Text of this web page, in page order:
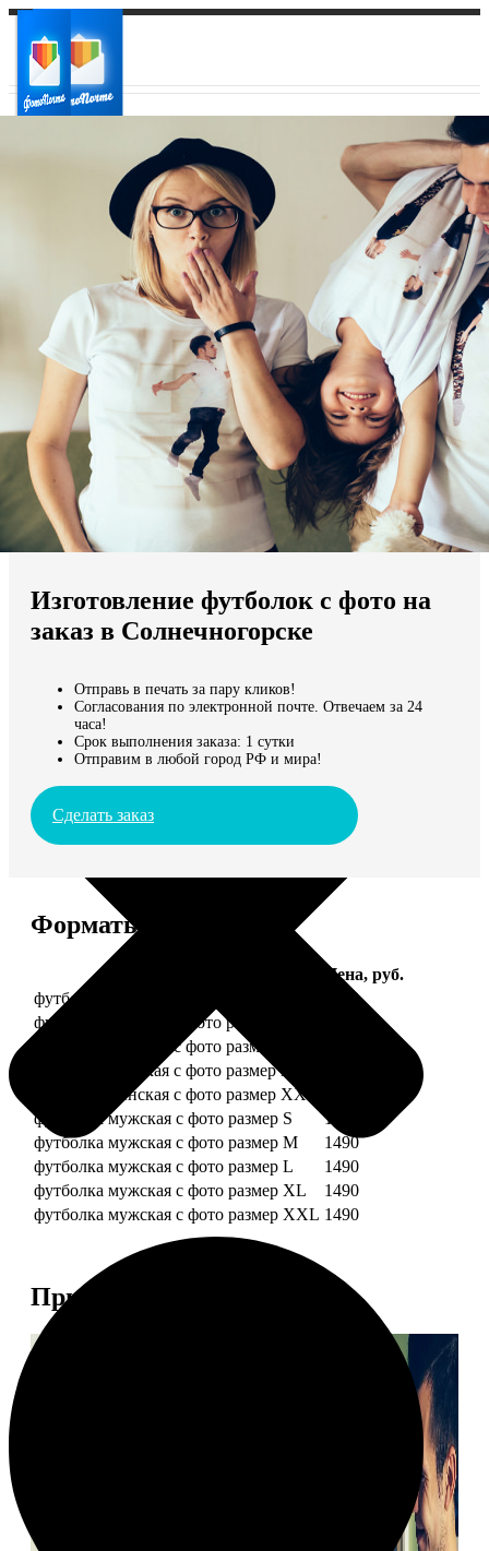
Ваш регион доставки
Выберите из списка:
Мы доставляем по всему миру
Продолжить без города
Изготовление футболок с фото на
заказ в Солнечногорске
Отправь в печать за пару кликов!
Согласования по электронной почте. Отвечаем за 24
часа!
Срок выполнения заказа: 1 сутки
Отправим в любой город РФ и мира!
Сделать заказ
Форматы и цены
Цена, руб.
футболка женская с фото размер S
1490
футболка женская с фото размер M
футболка женская с фото размер L
футболка женская с фото размер XL
футболка женская с фото размер XXL
футболка мужская с фото размер S
1490
футболка мужская с фото размер M
1490
футболка мужская с фото размер L
1490
футболка мужская с фото размер XL
1490
футболка мужская с фото размер XXL 1490
Примеры работ